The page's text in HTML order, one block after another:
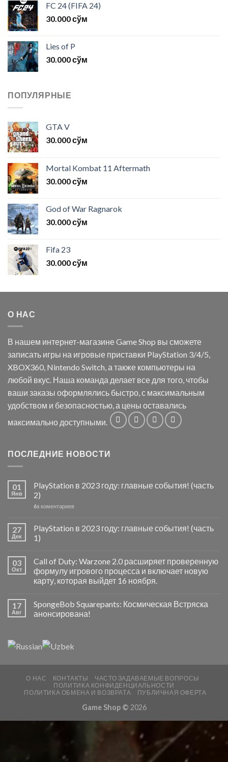
FC 24 (FIFA 24)
30.000сўм
Lies of P
30.000сўм
ПОПУЛЯРНЫЕ
GTA V
30.000сўм
Mortal Kombat 11 Aftermath
30.000сўм
God of War Ragnarok
30.000сўм
Fifa 23
30.000сўм
О НАС
В нашем интернет-магазине Game Shop вы сможете
записать игры на игровые приставки PlayStation 3/4/5,
XBOX360, Nintendo Switch, а также компьютеры на
любой вкус. Наша команда делает все для того, чтобы
ваши заказы оформлялись быстро, с максимальным
удобством и безопасностью, а цены оставались
максимально доступными.
ПОСЛЕДНИЕ НОВОСТИ
01
Янв
PlayStation в 2023 году: главные события! (часть
2)
6s коментариев
27
Дек
PlayStation в 2023 году: главные события! (часть
1)
03
Окт
Call of Duty: Warzone 2.0 расширяет проверенную
формулу игрового процесса и включает новую
карту, которая выйдет 16 ноября.
17
Авг
SpongeBob Squarepants: Космическая Встряска
анонсирована!
О НАС КОНТАКТЫ
ЧАСТО ЗАДАВАЕМЫЕ ВОПРОСЫ
ПОЛИТИКА КОНФИДЕНЦИАЛЬНОСТИ
ПОЛИТИКА ОБМЕНА И ВОЗВРАТА
ПУБЛИЧНАЯ ОФЕРТА
Game Shop © 2026